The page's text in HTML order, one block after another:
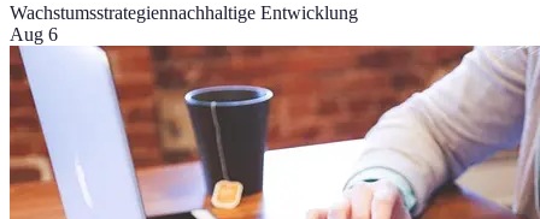
Wachstumsstrategiennachhaltige Entwicklung
Aug 6